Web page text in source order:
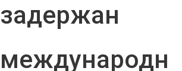
задержан
международн